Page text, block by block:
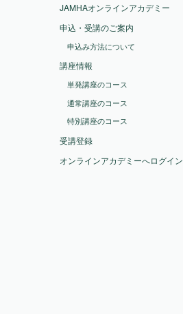
JAMHAオンラインアカデミー
申込・受講のご案内
申込み方法について
講座情報
単発講座のコース
通常講座のコース
特別講座のコース
受講登録
オンラインアカデミーへログイン